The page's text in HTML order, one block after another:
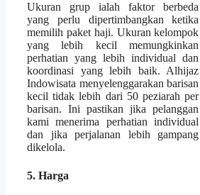
Ukuran grup ialah faktor berbeda
yang perlu dipertimbangkan ketika
memilih paket haji. Ukuran kelompok
yang lebih kecil memungkinkan
perhatian yang lebih individual dan
koordinasi yang lebih baik. Alhijaz
Indowisata menyelenggarakan barisan
kecil tidak lebih dari 50 peziarah per
barisan. Ini pastikan jika pelanggan
kami menerima perhatian individual
dan jika perjalanan lebih gampang
dikelola.
5. Harga